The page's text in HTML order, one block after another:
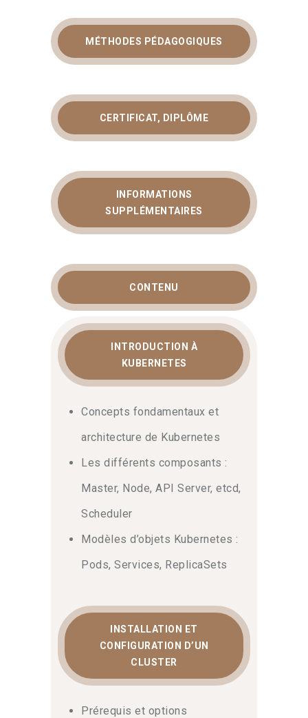
MÉTHODES PÉDAGOGIQUES
CERTIFICAT, DIPLÔME
INFORMATIONS
SUPPLÉMENTAIRES
CONTENU
INTRODUCTION À
KUBERNETES
Concepts fondamentaux et
architecture de Kubernetes
Les différents composants :
Master, Node, API Server, etcd,
Scheduler
Modèles d’objets Kubernetes :
Pods, Services, ReplicaSets
INSTALLATION ET
CONFIGURATION D’UN
CLUSTER
Prérequis et options